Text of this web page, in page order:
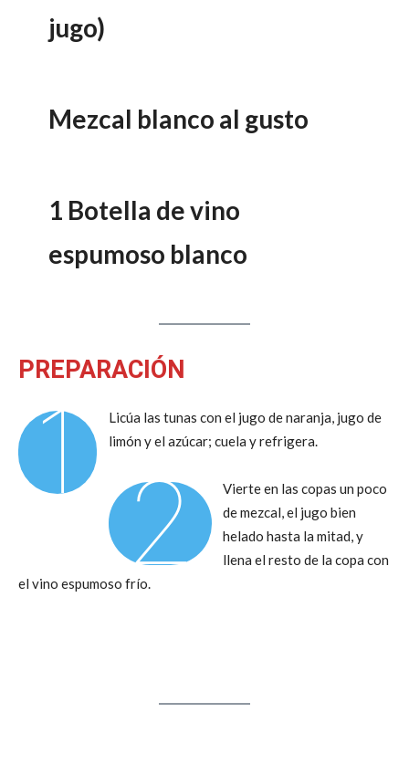
jugo)
Mezcal blanco al gusto
1 Botella de vino
espumoso blanco
PREPARACIÓN
1
Licúa las tunas con el jugo de naranja, jugo de
limón y el azúcar; cuela y refrigera.
2
Vierte en las copas un poco
de mezcal, el jugo bien
helado hasta la mitad, y
llena el resto de la copa con
el vino espumoso frío.